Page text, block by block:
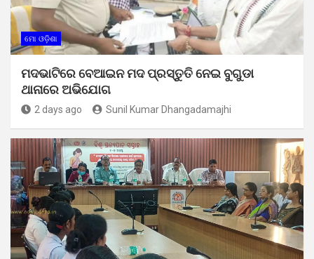
ମୋ ଓଡ଼ିଶା
ମଦଭାଟିରେ ବେଆଇନ ମଦ ପ୍ରସ୍ତୁତି ନେଇ ବୁଗୁଡା
ଥାନାରେ ଅଭିଯୋଗ
2 days ago Sunil Kumar Dhangadamajhi